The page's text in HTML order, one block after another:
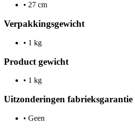
• 27 cm
Verpakkingsgewicht
• 1 kg
Product gewicht
• 1 kg
Uitzonderingen fabrieksgarantie
• Geen